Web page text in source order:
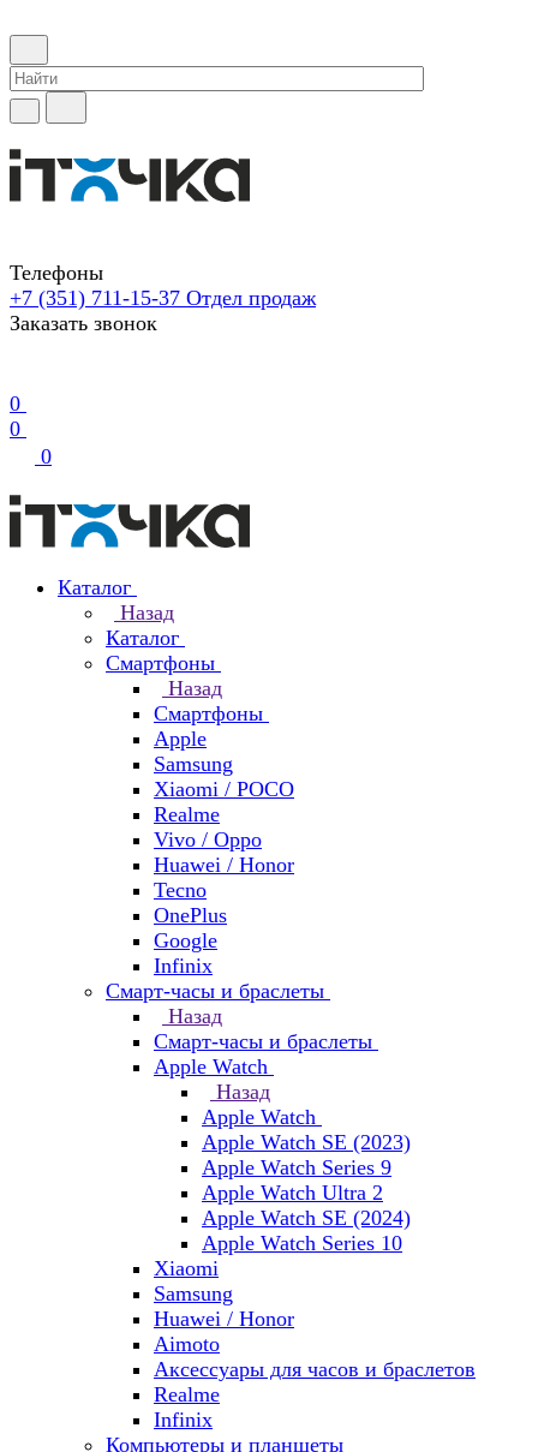
Телефоны
+7 (351) 711-15-37 Отдел продаж
Заказать звонок
0
0
0
Каталог
Назад
Каталог
Смартфоны
Назад
Смартфоны
Apple
Samsung
Xiaomi / POCO
Realme
Vivo / Oppo
Huawei / Honor
Tecno
OnePlus
Google
Infinix
Смарт-часы и браслеты
Назад
Смарт-часы и браслеты
Apple Watch
Назад
Apple Watch
Apple Watch SE (2023)
Apple Watch Series 9
Apple Watch Ultra 2
Apple Watch SE (2024)
Apple Watch Series 10
Xiaomi
Samsung
Huawei / Honor
Aimoto
Аксессуары для часов и браслетов
Realme
Infinix
Компьютеры и планшеты